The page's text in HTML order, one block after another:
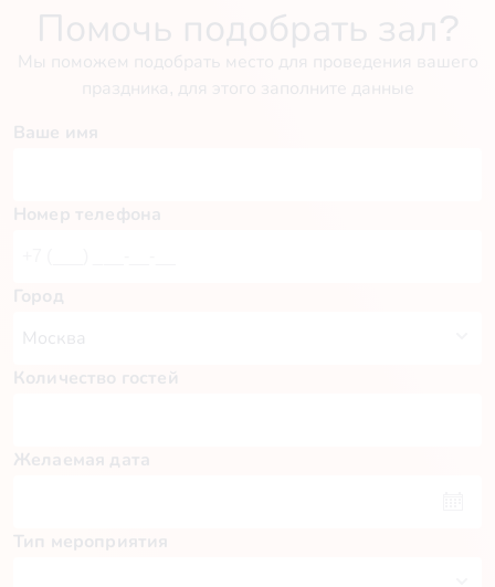
Помочь подобрать зал?
Мы поможем подобрать место для проведения вашего
праздника, для этого заполните данные
Ваше имя
Номер телефона
Город
Количество гостей
Желаемая дата
Тип мероприятия